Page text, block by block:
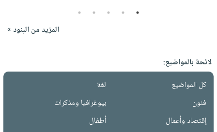
1
2
3
4
5
المزيد من البنود »
لائحة بالمواضيع:
كل المواضيع
لغة
فنون
بيوغرافيا ومذكرات
إقتصاد وأعمال
أطفال